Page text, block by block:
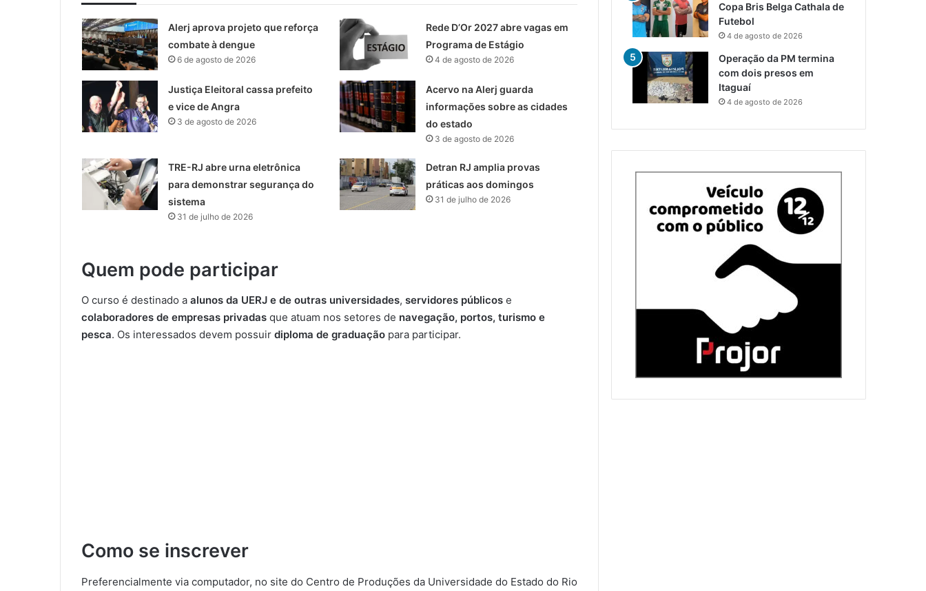
Alerj aprova projeto que reforça
combate à dengue
6 de agosto de 2026
Rede D’Or 2027 abre vagas em
Programa de Estágio
4 de agosto de 2026
Justiça Eleitoral cassa prefeito
e vice de Angra
3 de agosto de 2026
Acervo na Alerj guarda
informações sobre as cidades
do estado
3 de agosto de 2026
TRE-RJ abre urna eletrônica
para demonstrar segurança do
sistema
31 de julho de 2026
Detran RJ amplia provas
práticas aos domingos
31 de julho de 2026
Quem pode participar
O curso é destinado a alunos da UERJ e de outras universidades, servidores públicos e
colaboradores de empresas privadas que atuam nos setores de navegação, portos, turismo e
pesca. Os interessados devem possuir diploma de graduação para participar.
Como se inscrever
Preferencialmente via computador, no site do Centro de Produções da Universidade do Estado do Rio
Copa Bris Belga Cathala de
Futebol
4 de agosto de 2026
Operação da PM termina
com dois presos em
Itaguaí
4 de agosto de 2026